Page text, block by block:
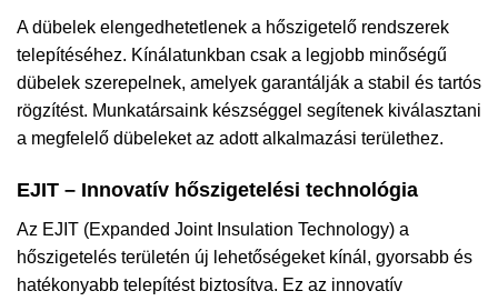
A dübelek elengedhetetlenek a hőszigetelő rendszerek
telepítéséhez. Kínálatunkban csak a legjobb minőségű
dübelek szerepelnek, amelyek garantálják a stabil és tartós
rögzítést. Munkatársaink készséggel segítenek kiválasztani
a megfelelő dübeleket az adott alkalmazási területhez.
EJIT – Innovatív hőszigetelési technológia
Az EJIT (Expanded Joint Insulation Technology) a
hőszigetelés területén új lehetőségeket kínál, gyorsabb és
hatékonyabb telepítést biztosítva. Ez az innovatív